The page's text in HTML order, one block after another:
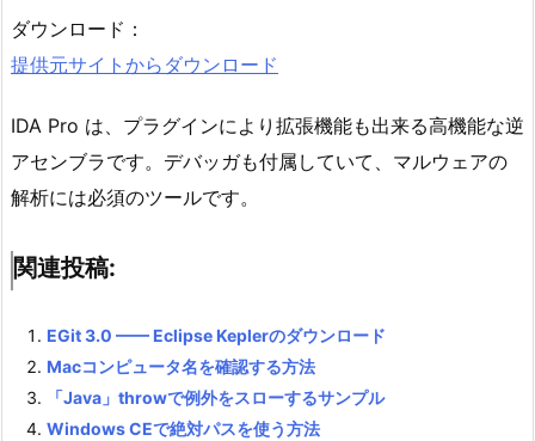
ダウンロード：
提供元サイトからダウンロード
IDA Pro は、プラグインにより拡張機能も出来る高機能な逆
アセンブラです。デバッガも付属していて、マルウェアの
解析には必須のツールです。
関連投稿:
EGit 3.0 —— Eclipse Keplerのダウンロード
Macコンピュータ名を確認する方法
「Java」throwで例外をスローするサンプル
Windows CEで絶対パスを使う方法